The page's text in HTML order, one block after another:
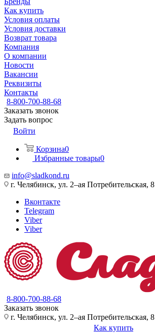
Как купить
Условия оплаты
Условия доставки
Возврат товара
Компания
О компании
Новости
Вакансии
Реквизиты
Контакты
8-800-700-88-68
Заказать звонок
Задать вопрос
Войти
Корзина0
Избранные товары0
info@sladkond.ru
г. Челябинск, ул. 2–ая Потребительская, 8
Вконтакте
Telegram
Viber
Viber
8-800-700-88-68
Заказать звонок
г. Челябинск, ул. 2–ая Потребительская, 8
Как купить